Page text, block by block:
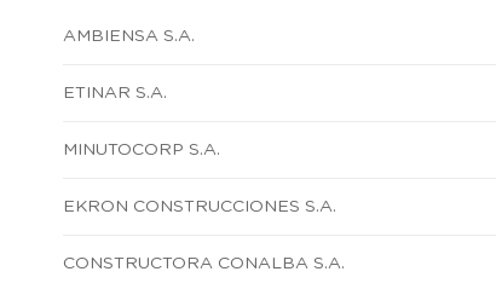
AMBIENSA S.A.
ETINAR S.A.
MINUTOCORP S.A.
EKRON CONSTRUCCIONES S.A.
CONSTRUCTORA CONALBA S.A.